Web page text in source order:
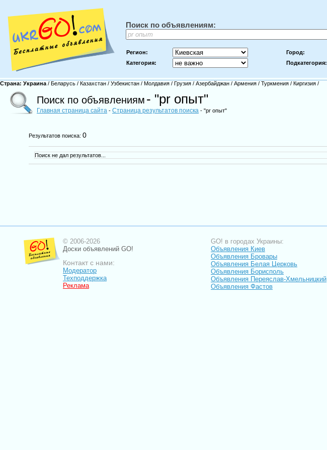
Поиск по объявлениям:
Регион: Город:
Категория:
Подкатегория:
Страна: Украина / Беларусь / Казахстан / Узбекистан / Молдавия / Грузия / Азербайджан / Армения / Туркмения / Киргизия /
Поиск по объявлениям - "pr опыт"
Главная страница сайта - Страница результатов поиска - "pr опыт"
Результатов поиска:0
Поиск не дал результатов...
© 2006-2026
Доски объявлений GO!
Контакт с нами:
Модератор
Техподдержка
Реклама
GO! в городах Украины:
Объявления Киев
Объявления Бровары
Объявления Белая Церковь
Объявления Борисполь
Объявления Переяслав-Хмельницкий
Объявления Фастов